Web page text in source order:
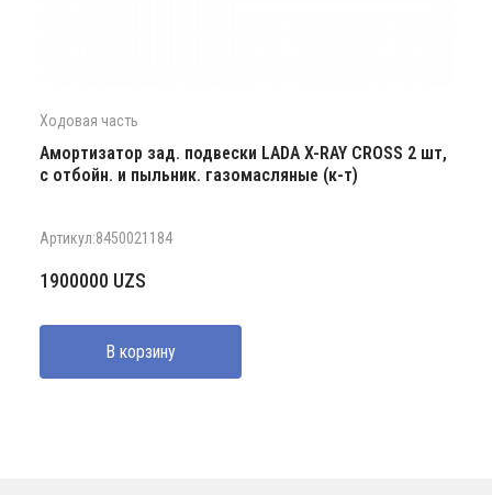
Ходовая часть
Амортизатор зад. подвески LADA X-RAY CROSS 2 шт,
с отбойн. и пыльник. газомасляные (к-т)
Артикул:8450021184
1900000 UZS
В корзину